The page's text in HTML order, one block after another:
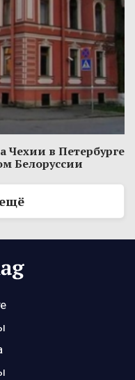
Чехии в Петербурге
Белоруссии